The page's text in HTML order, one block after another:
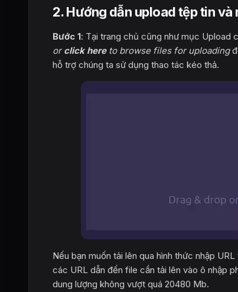
2. Hướng dẫn upload tệp tin và
Bước 1: Tại trang chủ cũng như mục Upload
orclick hereto browse files for uploading
hỗ trợ chúng ta sử dụng thao tác kéo thả.
Nếu bạn muốn tải lên qua hình thức nhập
các URL dẫn đến file cần tải lên vào ô nhập
dung lượng không vượt quá 20480 Mb.